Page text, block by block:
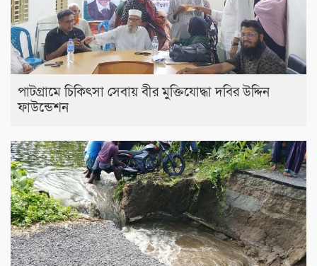
পাটগ্রামে চিকিৎসা সেবায় বীর মুক্তিযোদ্ধা দবির উদ্দিন
ফাউন্ডেশন